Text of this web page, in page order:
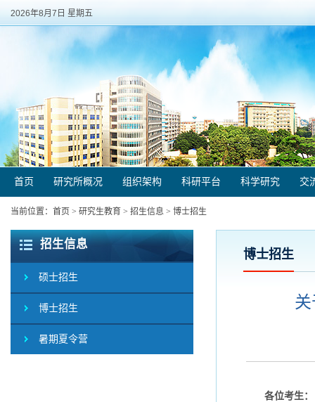
2026年8月7日 星期五
首页 研究所概况 组织架构 科研平台 科学研究 交
当前位置： 首页 > 研究生教育 > 招生信息 > 博士招生
招生信息
硕士招生
博士招生
暑期夏令营
博士招生
各位考生：